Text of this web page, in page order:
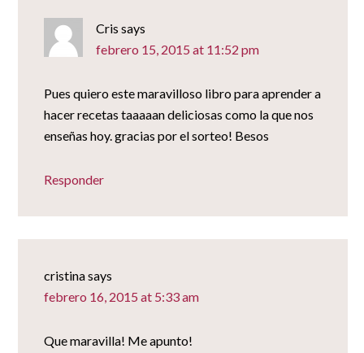
Cris says
febrero 15, 2015 at 11:52 pm
Pues quiero este maravilloso libro para aprender a
hacer recetas taaaaan deliciosas como la que nos
enseñas hoy. gracias por el sorteo! Besos
Responder
cristinasays
febrero 16, 2015 at 5:33 am
Que maravilla! Me apunto!